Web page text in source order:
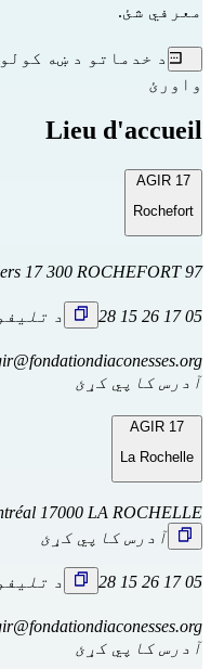
معرفي شئ.
د خدماتو د ښه
واورئ
Lieu d'accueil
AGIR 17
Rochefort
97 ter rue Thiers 17 300 ROCHEFORT
05 17 26 15 28 د
آدرس کاپي کړئ
AGIR 17
La Rochelle
17000 LA ROCHELLE
آدرس کاپي کړئ
05 17 26 15 28 د
آدرس کاپي کړئ